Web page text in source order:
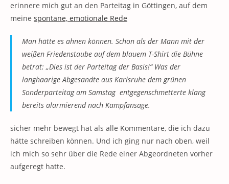
erinnere mich gut an den Parteitag in Göttingen, auf dem
meine spontane, emotionale Rede
Man hätte es ahnen können. Schon als der Mann mit der
weißen Friedenstaube auf dem blauem T-Shirt die Bühne
betrat: „Dies ist der Parteitag der Basis!“ Was der
langhaarige Abgesandte aus Karlsruhe dem grünen
Sonderparteitag am Samstag entgegenschmetterte klang
bereits alarmierend nach Kampfansage.
sicher mehr bewegt hat als alle Kommentare, die ich dazu
hätte schreiben können. Und ich ging nur nach oben, weil
ich mich so sehr über die Rede einer Abgeordneten vorher
aufgeregt hatte.